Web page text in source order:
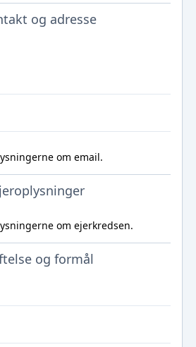
og adresse
om email.
om ejerkredsen.
og formål